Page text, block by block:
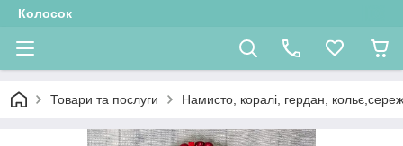
Колосок
Товари та послуги Намисто, коралі, гердан,